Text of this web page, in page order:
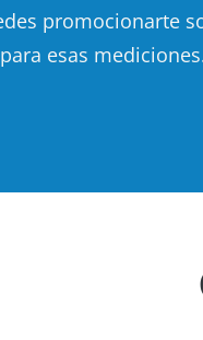
promocionarte
esas